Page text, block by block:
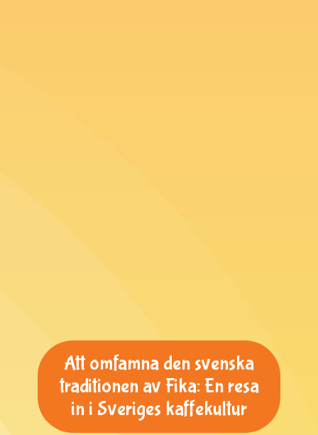
Att omfamna den svenska
traditionen av Fika: En resa
in i Sveriges kaffekultur